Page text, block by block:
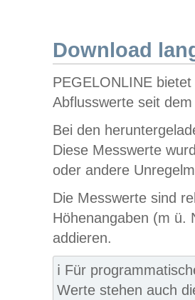
Download
PEGELONLINE
Abflusswerte seit
Bei den
Diese Messwerte
oder andere
Die Messwerte sind
Höhenangaben (m ü.
addieren.
ℹ️ Für
Werte stehen auch